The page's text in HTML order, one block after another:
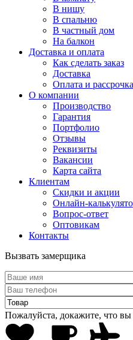
В нишу
В спальню
В частный дом
На балкон
Доставка и оплата
Как сделать заказ
Доставка
Оплата и рассрочка
О компании
Производство
Гарантия
Портфолио
Отзывы
Реквизиты
Вакансии
Карта сайта
Клиентам
Скидки и акции
Онлайн-
Вопрос-ответ
Оптовикам
Контакты
Вызвать замерщика
Пожалуйста, докажите, что вы